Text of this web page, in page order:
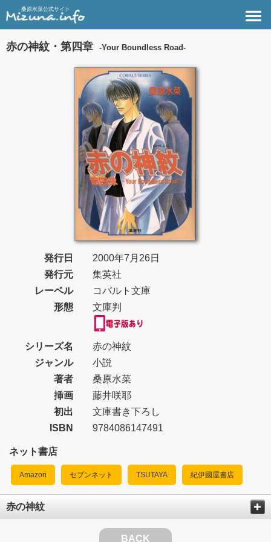
桑原水菜公式サイト
赤の神紋・第四章 -Your Boundless Road-
発行日
2000年7月26日
発行元
集英社
レーベル
コバルト文庫
形態
文庫判
シリーズ名
赤の神紋
ジャンル
小説
著者
桑原水菜
挿画
藤井咲耶
初出
文庫書き下ろし
ISBN
9784086147491
ネット書店
Amazon セブンネット TSUTAYA 紀伊國屋書店
赤の神紋
BACK